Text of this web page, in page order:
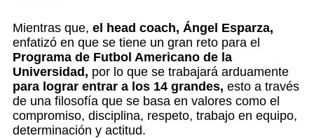
Mientras que, el head coach, Ángel Esparza,
enfatizó en que se tiene un gran reto para el
Programa de Futbol Americano de la
Universidad, por lo que se trabajará arduamente
para lograr entrar a los 14 grandes, esto a través
de una filosofía que se basa en valores como el
compromiso, disciplina, respeto, trabajo en equipo,
determinación y actitud.